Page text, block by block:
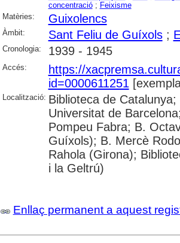
concentració; Feixisme
Matèries:
Guixolencs
Àmbit: Sant Feliu de Guíxols;
Cronologia: 1939 - 1945
Accés:
https://
id=0000611251
Localització: Biblioteca de
Universitat de
Pompeu Fabra; B.
Guíxols); B. Mercè
Rahola (Girona);
i la Geltrú)
Enllaç permanent a aquest